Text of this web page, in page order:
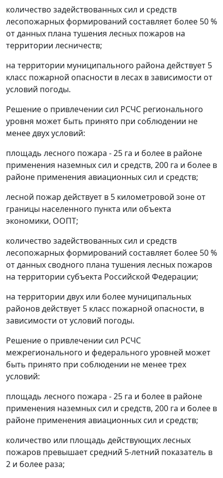
количество задействованных сил и средств
лесопожарных формирований составляет более 50 %
от данных плана тушения лесных пожаров на
территории лесничеств;
на территории муниципального района действует 5
класс пожарной опасности в лесах в зависимости от
условий погоды.
Решение о привлечении сил РСЧС регионального
уровня может быть принято при соблюдении не
менее двух условий:
площадь лесного пожара - 25 га и более в районе
применения наземных сил и средств, 200 га и более в
районе применения авиационных сил и средств;
лесной пожар действует в 5 километровой зоне от
границы населенного пункта или объекта
экономики, ООПТ;
количество задействованных сил и средств
лесопожарных формирований составляет более 50 %
от данных сводного плана тушения лесных пожаров
на территории субъекта Российской Федерации;
на территории двух или более муниципальных
районов действует 5 класс пожарной опасности, в
зависимости от условий погоды.
Решение о привлечении сил РСЧС
межрегионального и федерального уровней может
быть принято при соблюдении не менее трех
условий:
площадь лесного пожара - 25 га и более в районе
применения наземных сил и средств, 200 га и более в
районе применения авиационных сил и средств;
количество или площадь действующих лесных
пожаров превышает средний 5-летний показатель в
2 и более раза;